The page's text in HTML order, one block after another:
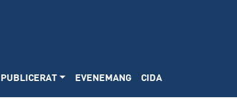
PUBLICERAT EVENEMANG CIDA